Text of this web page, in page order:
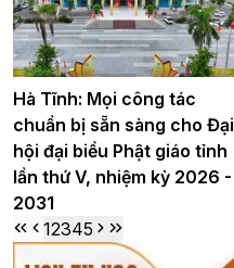
Hà Tĩnh: Mọi công tác
chuẩn bị sẵn sàng cho Đại
hội đại biểu Phật giáo tỉnh
lần thứ V, nhiệm kỳ 2026 -
2031
12345